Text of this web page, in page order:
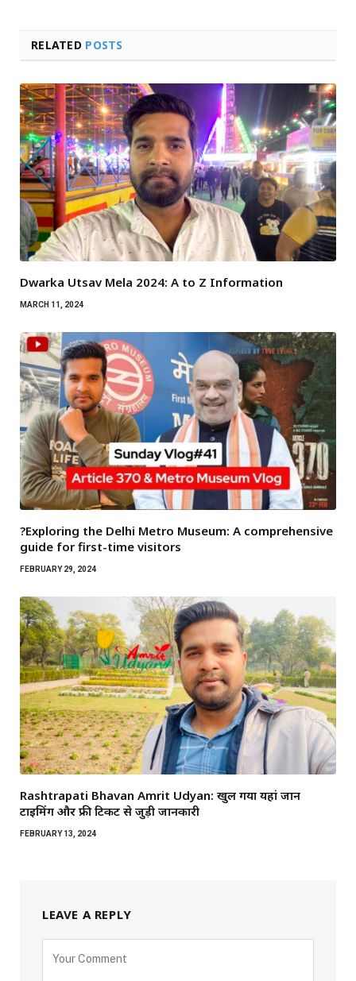
RELATED POSTS
Dwarka Utsav Mela 2024: A to Z Information
MARCH 11, 2024
?Exploring the Delhi Metro Museum: A comprehensive
guide for first-time visitors
FEBRUARY 29, 2024
Rashtrapati Bhavan Amrit Udyan: खुल गया यहां जानें
टाइमिंग और फ्री टिकट से जुड़ी जानकारी
FEBRUARY 13, 2024
LEAVE A REPLY